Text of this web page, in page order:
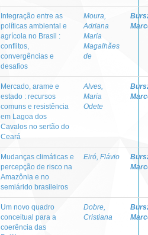
Integração entre as
políticas ambiental e
agrícola no Brasil :
conflitos,
convergências e
desafios
Moura,
Adriana
Maria
Magalhães
de
Mercado, arame e
estado : recursos
comuns e resistência
em Lagoa dos
Cavalos no sertão do
Ceará
Alves,
Maria
Odete
Mudanças climáticas e
percepção de risco na
Amazônia e no
semiárido brasileiros
Eiró, Flávio
Um novo quadro
conceitual para a
coerência das
Dobre,
Cristiana